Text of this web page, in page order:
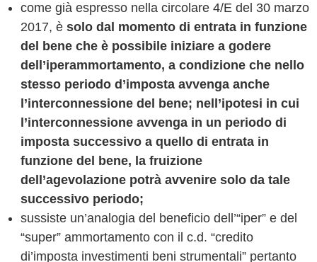
come già espresso nella circolare 4/E del 30 marzo
2017, è solo dal momento di entrata in funzione
del bene che è possibile iniziare a godere
dell’iperammortamento, a condizione che nello
stesso periodo d’imposta avvenga anche
l’interconnessione del bene; nell’ipotesi in cui
l’interconnessione avvenga in un periodo di
imposta successivo a quello di entrata in
funzione del bene, la fruizione
dell’agevolazione potrà avvenire solo da tale
successivo periodo;
sussiste un’analogia del beneficio dell’“iper” e del
“super” ammortamento con il c.d. “credito
di’imposta investimenti beni strumentali” pertanto